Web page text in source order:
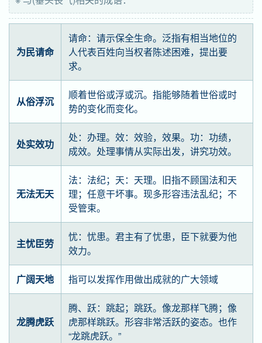
为民请命
请命：请示保全生命。泛指有相当地位的
人代表百姓向当权者陈述困难，提出要
求。
从俗浮沉
顺着世俗或浮或沉。指能够随着世俗或时
势的变化而变化。
处实效功
处：办理。效：效验，效果。功：功绩，
成效。处理事情从实际出发，讲究功效。
无法无天
法：法纪；天：天理。旧指不顾国法和天
理；任意干坏事。现多形容违法乱纪；不
受管束。
主忧臣劳
忧：忧患。君主有了忧患，臣下就要为他
效力。
广阔天地 指可以发挥作用做出成就的广大领域
龙腾虎跃
腾、跃：跳起；跳跃。像龙那样飞腾；像
虎那样跳跃。形容非常活跃的姿态。也作
“龙跳虎跃。”